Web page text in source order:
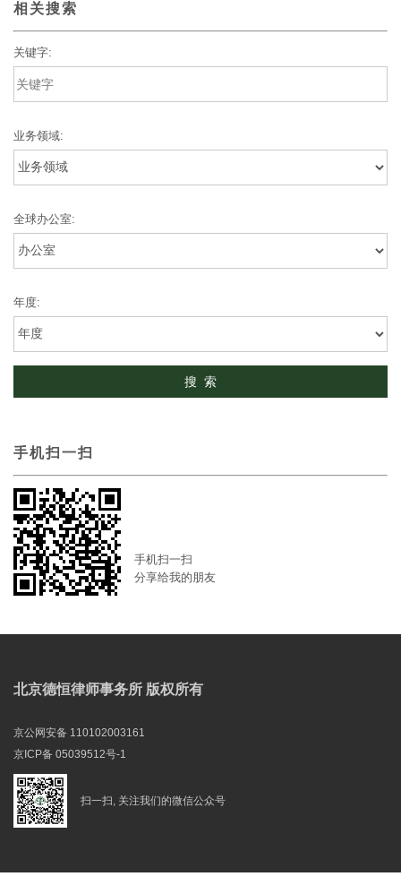
相关搜索
关键字:
业务领域:
全球办公室:
年度:
手机扫一扫
手机扫一扫
分享给我的朋友
北京德恒律师事务所 版权所有
京公网安备 110102003161
京ICP备 05039512号-1
扫一扫, 关注我们的微信公众号